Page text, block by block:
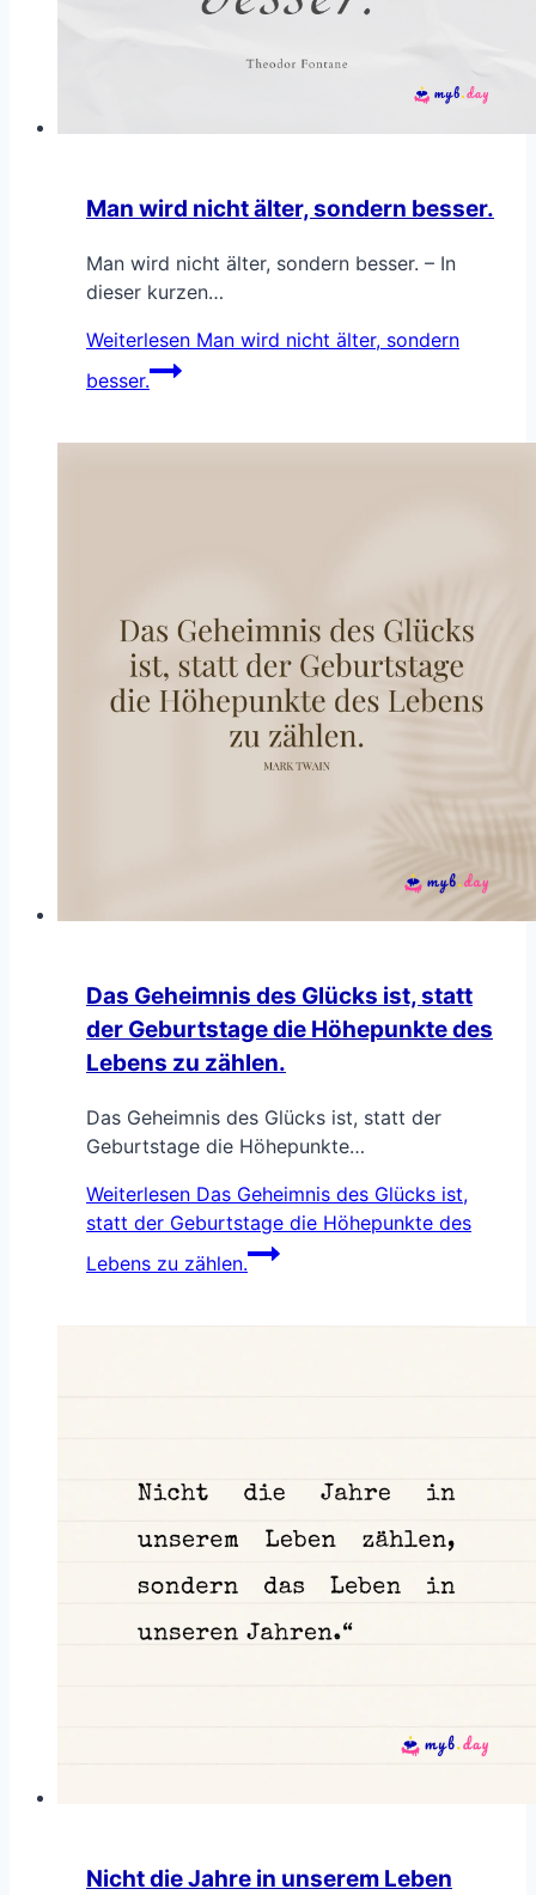
Man wird nicht älter, sondern besser.
Man wird nicht älter, sondern besser. – In
dieser kurzen…
Weiterlesen Man wird nicht älter, sondern
besser.
Das Geheimnis des Glücks ist, statt
der Geburtstage die Höhepunkte des
Lebens zu zählen.
Das Geheimnis des Glücks ist, statt der
Geburtstage die Höhepunkte…
Weiterlesen Das Geheimnis des Glücks ist,
statt der Geburtstage die Höhepunkte des
Lebens zu zählen.
Nicht die Jahre in unserem Leben